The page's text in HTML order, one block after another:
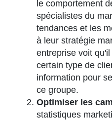
le comportement
spécialistes du
tendances et les
à leur stratégie
entreprise voit
certain type de
information pour
ce groupe.
Optimiser les
statistiques